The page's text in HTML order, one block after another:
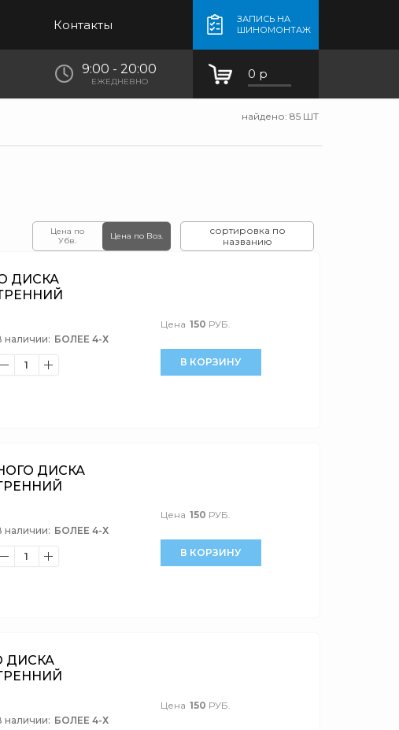
Контакты
ЗАПИСЬ НА
ШИНОМОНТАЖ
9:00 - 20:00
ЕЖЕДНЕВНО 0 р
найдено: 85 ШТ
Цена по
Убв.
Цена по Воз.
сортировка по
названию
Цена 150 РУБ.
ДИСКА
БОЛЕЕ 4-Х
наличии:
1 В КОРЗИНУ
Цена 150 РУБ.
ДИСКА
БОЛЕЕ 4-Х
наличии:
1 В КОРЗИНУ
Цена 150 РУБ.
ДИСКА
БОЛЕЕ 4-Х
наличии: